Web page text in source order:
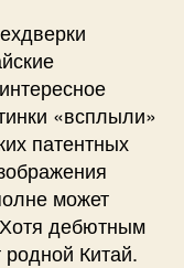
«всплыли»
патентных
может
дебютным
Китай.